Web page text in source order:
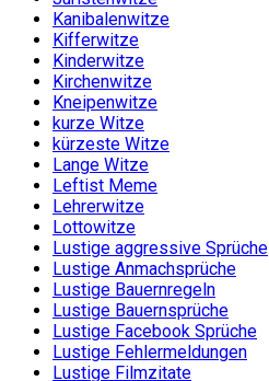
Kanibalenwitze
Kifferwitze
Kinderwitze
Kirchenwitze
Kneipenwitze
kurze Witze
kürzeste Witze
Lange Witze
Leftist Meme
Lehrerwitze
Lottowitze
Lustige aggressive Sprüche
Lustige Anmachsprüche
Lustige Bauernregeln
Lustige Bauernsprüche
Lustige Facebook Sprüche
Lustige Fehlermeldungen
Lustige Filmzitate